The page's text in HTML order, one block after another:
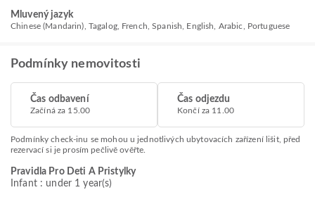
Mluvený jazyk
Chinese (Mandarin), Tagalog, French, Spanish, English, Arabic, Portuguese
Podmínky nemovitosti
Čas odbavení
Začíná za 15.00
Čas odjezdu
Končí za 11.00
Podmínky check-inu se mohou u jednotlivých ubytovacích zařízení lišit, před
rezervací si je prosím pečlivě ověřte.
Pravidla Pro Deti A Pristylky
Infant : under 1 year(s)